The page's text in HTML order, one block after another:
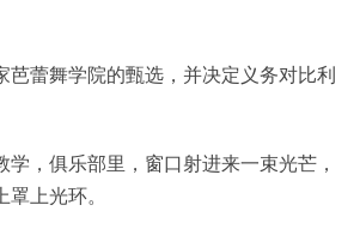
芭蕾舞学院的甄选，并决定义务对比利
学，俱乐部里，窗口射进来一束光芒，
上光环。